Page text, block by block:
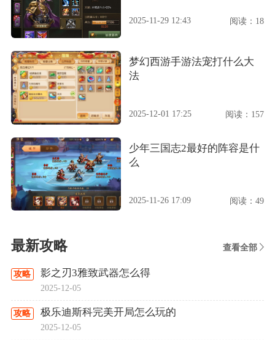
2025-11-29 12:43 阅读：18
梦幻西游手游法宠打什么大
法
2025-12-01 17:25 阅读：157
少年三国志2最好的阵容是什
么
2025-11-26 17:09 阅读：49
最新攻略 查看全部
攻略 影之刃3雅致武器怎么得
2025-12-05
攻略 极乐迪斯科完美开局怎么玩的
2025-12-05